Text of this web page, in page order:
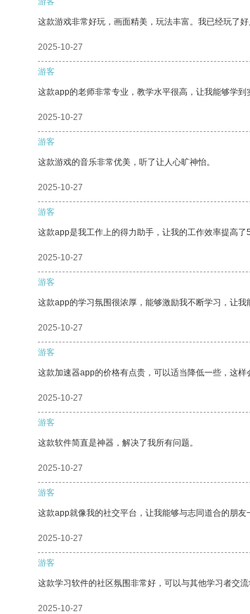
这款游戏非常好玩，画面精美，玩法丰富。我已经玩了好
2025-10-27
游客
这款app的老师非常专业，教学水平很高，让我能够学到
2025-10-27
游客
这款游戏的音乐非常优美，听了让人心旷神怡。
2025-10-27
游客
这款app是我工作上的得力助手，让我的工作效率提高了
2025-10-27
游客
这款app的学习氛围很浓厚，能够激励我不断学习，让我
2025-10-27
游客
这款加速器app的价格有点贵，可以适当降低一些，这样
2025-10-27
游客
这款软件简直是神器，解决了我所有问题。
2025-10-27
游客
这款app就像我的社交平台，让我能够与志同道合的朋友
2025-10-27
游客
这款学习软件的社区氛围非常好，可以与其他学习者交流
2025-10-27